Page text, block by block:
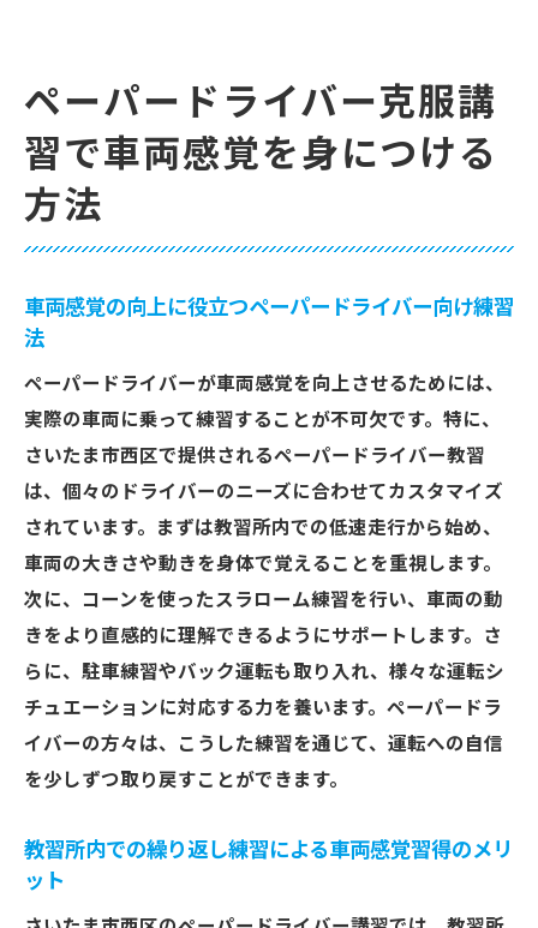
ペーパードライバー克服講
習で車両感覚を身につける
方法
車両感覚の向上に役立つペーパードライバー向け練習
法
ペーパードライバーが車両感覚を向上させるためには、
実際の車両に乗って練習することが不可欠です。特に、
さいたま市西区で提供されるペーパードライバー教習
は、個々のドライバーのニーズに合わせてカスタマイズ
されています。まずは教習所内での低速走行から始め、
車両の大きさや動きを身体で覚えることを重視します。
次に、コーンを使ったスラローム練習を行い、車両の動
きをより直感的に理解できるようにサポートします。さ
らに、駐車練習やバック運転も取り入れ、様々な運転シ
チュエーションに対応する力を養います。ペーパードラ
イバーの方々は、こうした練習を通じて、運転への自信
を少しずつ取り戻すことができます。
教習所内での繰り返し練習による車両感覚習得のメリ
ット